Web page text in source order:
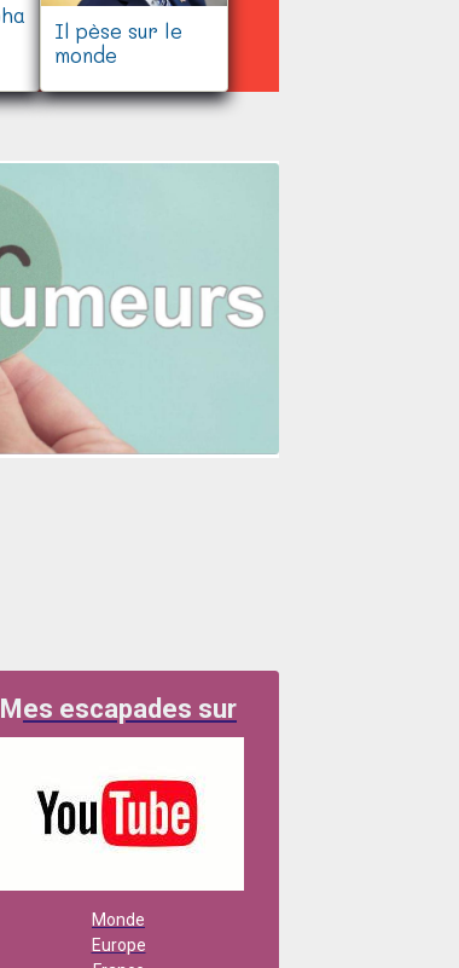
Il pèse sur le
monde
Mes escapades sur
Monde
Europe